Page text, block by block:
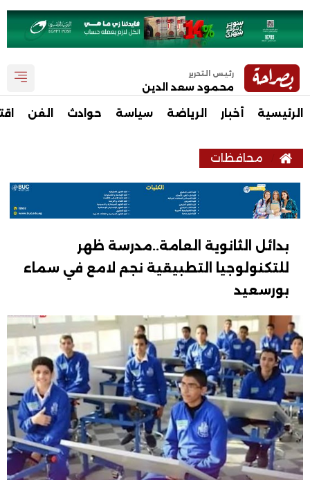
رئيس التحرير
محمود سعد الدين
الرئيسية أخبار الرياضة سياسة حوادث الفن
محافظات
بدائل الثانوية العامة..مدرسة ظهر
للتكنولوجيا التطبيقية نجم لامع في سماء
بورسعيد